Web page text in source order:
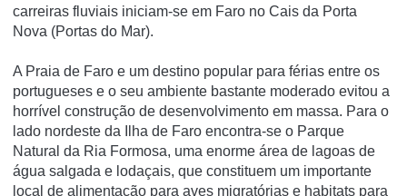
carreiras fluviais iniciam-se em Faro no Cais da Porta
Nova (Portas do Mar).
A Praia de Faro e um destino popular para férias entre os
portugueses e o seu ambiente bastante moderado evitou a
horrível construção de desenvolvimento em massa. Para o
lado nordeste da Ilha de Faro encontra-se o Parque
Natural da Ria Formosa, uma enorme área de lagoas de
água salgada e lodaçais, que constituem um importante
local de alimentação para aves migratórias e habitats para